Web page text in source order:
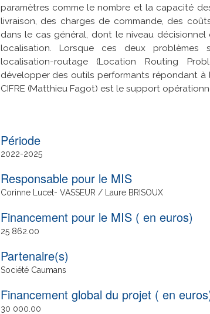
paramètres comme le nombre et la capacité
livraison, des charges de commande, des
dans le cas général, dont le niveau
localisation. Lorsque ces deux
localisation-routage (Location Routing
développer des outils performants répondant à
CIFRE (Matthieu Fagot) est le support
2022
Date
de
fin
2025
Responsable pour le MIS
Corinne Lucet- VASSEUR / Laure BRISOUX
Financement pour le MIS ( en euros)
25 862.00
Partenaire(s)
Société Caumans
Financement global du projet ( en
30 000.00